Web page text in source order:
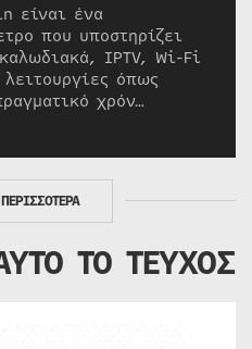
είναι ένα
που υποστηρίζει
IPTV, Wi-Fi
όπως
χρόν…
ΤΟ ΤΕΥΧΟΣ